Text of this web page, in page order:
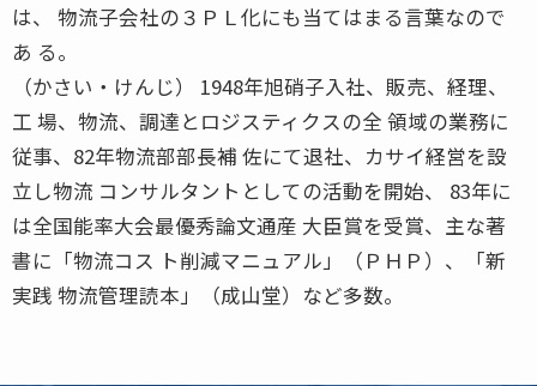
は、 物流子会社の３ＰＬ化にも当てはまる言葉なので
あ る。
（かさい・けんじ） 1948年旭硝子入社、販売、経理、
工 場、物流、調達とロジスティクスの全 領域の業務に
従事、82年物流部部長補 佐にて退社、カサイ経営を設
立し物流 コンサルタントとしての活動を開始、 83年に
は全国能率大会最優秀論文通産 大臣賞を受賞、主な著
書に「物流コス ト削減マニュアル」（ＰＨＰ）、「新
実践 物流管理読本」（成山堂）など多数。